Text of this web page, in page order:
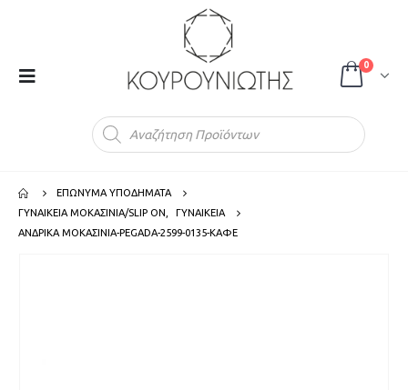
0
ΕΠΩΝΥΜΑ ΥΠΟΔΗΜΑΤΑ
ΓΥΝΑΙΚΕΙΑ ΜΟΚΑΣΙΝΙΑ/SLIP ON
ΓΥΝΑΙΚΕΙΑ
ΑΝΔΡΙΚΑ ΜΟΚΑΣΙΝΙΑ-PEGADA-2599-0135-ΚΑΦΕ